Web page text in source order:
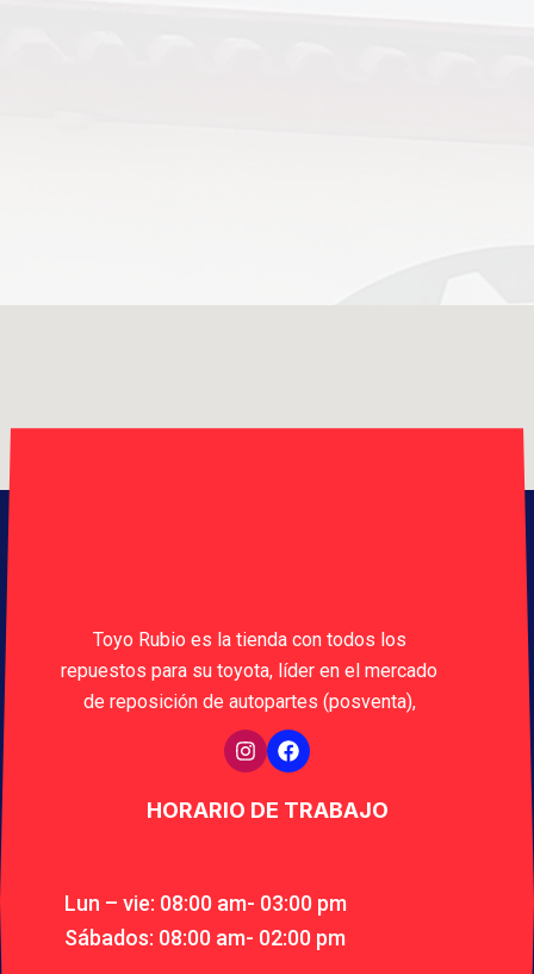
Toyo Rubio es la tienda con todos los
repuestos para su toyota, líder en el mercado
de reposición de autopartes (posventa),
HORARIO DE TRABAJO
Lun – vie: 08:00 am- 03:00 pm
Sábados: 08:00 am- 02:00 pm